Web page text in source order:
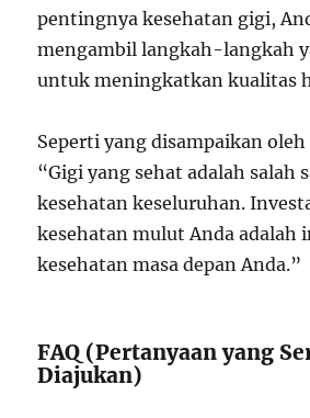
pentingnya kesehatan gigi,
mengambil langkah-langkah
untuk meningkatkan kualitas
Seperti yang disampaikan oleh
“Gigi yang sehat adalah salah
kesehatan keseluruhan.
kesehatan mulut Anda adalah
kesehatan masa depan Anda.”
FAQ (Pertanyaan yang
Diajukan)